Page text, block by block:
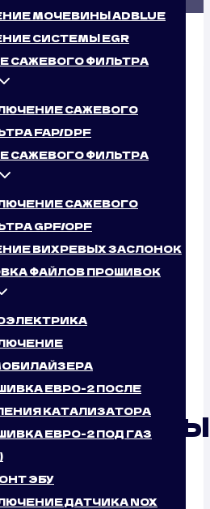
МОЧЕВИНЫ ADBLUE
СИСТЕМЫ EGR
САЖЕВОГО ФИЛЬТРА
САЖЕВОГО
FAP/DPF
САЖЕВОГО ФИЛЬТРА
САЖЕВОГО
GPF/OPF
ВИХРЕВЫХ ЗАСЛОНОК
ФАЙЛОВ ПРОШИВОК
ЕВРО-2 ПОСЛЕ
КАТАЛИЗАТОРА
ЕВРО-2 ПОД ГАЗ
ЭБУ
ДАТЧИКА NOX
файлов прошивок/
(ЭБУ)
301 1.6
ОТ